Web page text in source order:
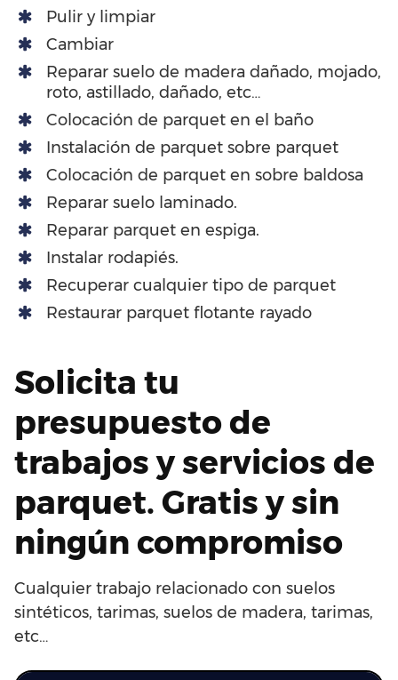
Pulir y limpiar
Cambiar
Reparar suelo de madera dañado, mojado,
roto, astillado, dañado, etc…
Colocación de parquet en el baño
Instalación de parquet sobre parquet
Colocación de parquet en sobre baldosa
Reparar suelo laminado.
Reparar parquet en espiga.
Instalar rodapiés.
Recuperar cualquier tipo de parquet
Restaurar parquet flotante rayado
Solicita tu
presupuesto de
trabajos y servicios de
parquet. Gratis y sin
ningún compromiso
Cualquier trabajo relacionado con suelos
sintéticos, tarimas, suelos de madera, tarimas,
etc…